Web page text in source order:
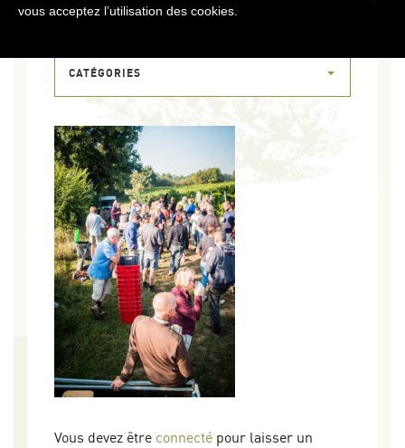
DSCF8276
CATÉGORIES
Vous devez être connecté pour laisser un
vous acceptez l’utilisation des cookies.